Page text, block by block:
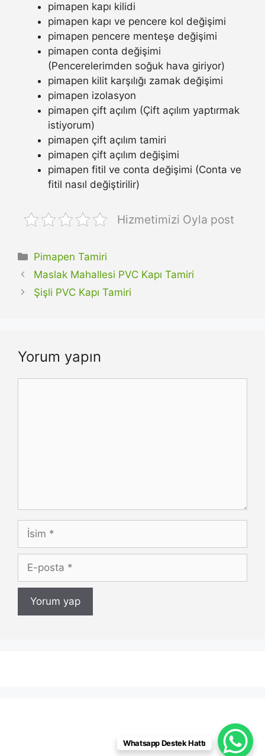
pimapen kapı kilidi
pimapen kapı ve pencere kol değişimi
pimapen pencere menteşe değişimi
pimapen conta değişimi
(Pencerelerimden soğuk hava giriyor)
pimapen kilit karşılığı zamak değişimi
pimapen izolasyon
pimapen çift açılım (Çift açılım yaptırmak
istiyorum)
pimapen çift açılım tamiri
pimapen çift açılım değişimi
pimapen fitil ve conta değişimi (Conta ve
fitil nasıl değiştirilir)
Hizmetimizi Oyla post
Kategoriler
Pimapen Tamiri
Maslak Mahallesi PVC Kapı Tamiri
Şişli PVC Kapı Tamiri
Yorum yapın
İsim
posta
Whatsapp Destek Hattı